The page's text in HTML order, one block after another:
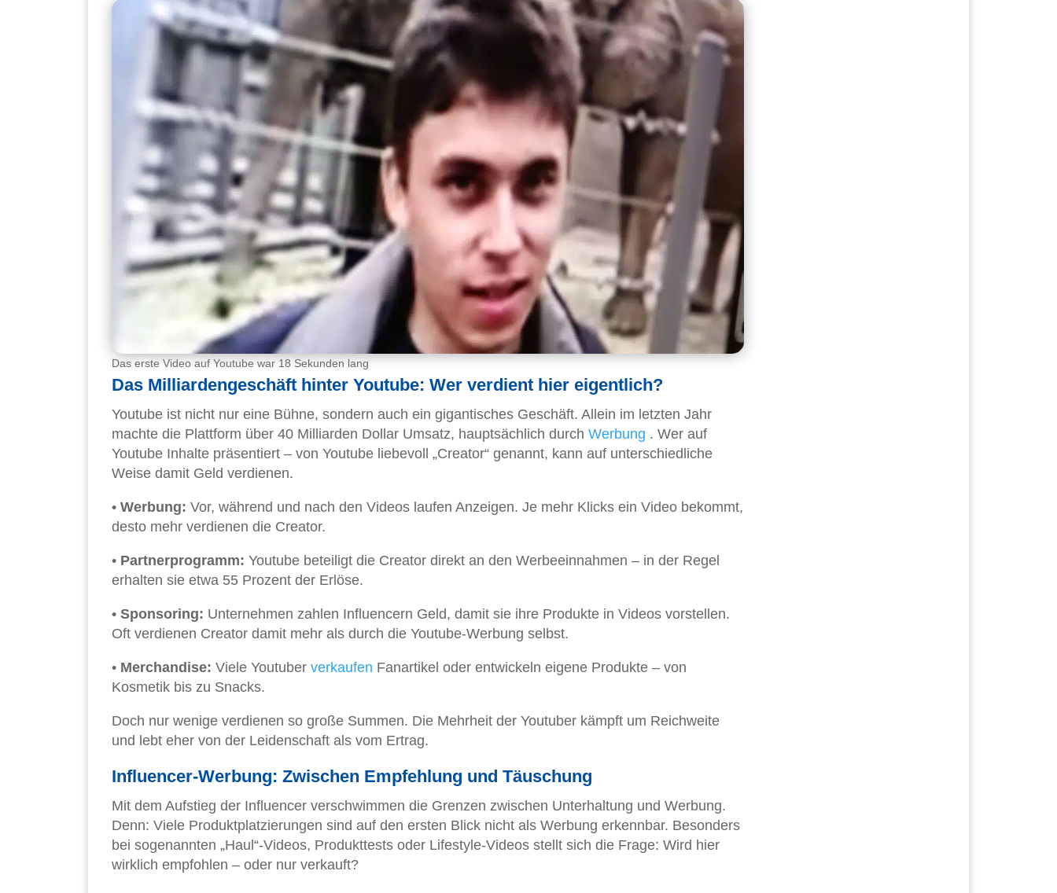
Das erste Video auf Youtube war 18 Sekunden lang
Das Milliardengeschäft hinter Youtube: Wer verdient hier eigentlich?
Youtube ist nicht nur eine Bühne, sondern auch ein gigantisches Geschäft. Allein im letzten Jahr
machte die Plattform über 40 Milliarden Dollar Umsatz, hauptsächlich durch Werbung . Wer auf
Youtube Inhalte präsentiert – von Youtube liebevoll „Creator“ genannt, kann auf unterschiedliche
Weise damit Geld verdienen.
• Werbung: Vor, während und nach den Videos laufen Anzeigen. Je mehr Klicks ein Video bekommt,
desto mehr verdienen die Creator.
• Partnerprogramm: Youtube beteiligt die Creator direkt an den Werbeeinnahmen – in der Regel
erhalten sie etwa 55 Prozent der Erlöse.
• Sponsoring: Unternehmen zahlen Influencern Geld, damit sie ihre Produkte in Videos vorstellen.
Oft verdienen Creator damit mehr als durch die Youtube-Werbung selbst.
• Merchandise: Viele Youtuber verkaufen Fanartikel oder entwickeln eigene Produkte – von
Kosmetik bis zu Snacks.
Doch nur wenige verdienen so große Summen. Die Mehrheit der Youtuber kämpft um Reichweite
und lebt eher von der Leidenschaft als vom Ertrag.
Influencer-Werbung: Zwischen Empfehlung und Täuschung
Mit dem Aufstieg der Influencer verschwimmen die Grenzen zwischen Unterhaltung und Werbung.
Denn: Viele Produktplatzierungen sind auf den ersten Blick nicht als Werbung erkennbar. Besonders
bei sogenannten „Haul“-Videos, Produkttests oder Lifestyle-Videos stellt sich die Frage: Wird hier
wirklich empfohlen – oder nur verkauft?